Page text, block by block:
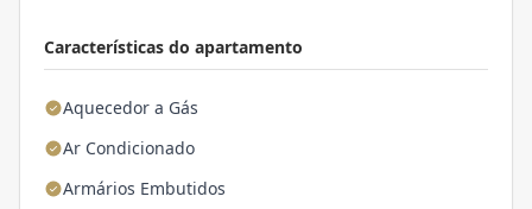
Características do apartamento
Aquecedor a Gás
Ar Condicionado
Armários Embutidos